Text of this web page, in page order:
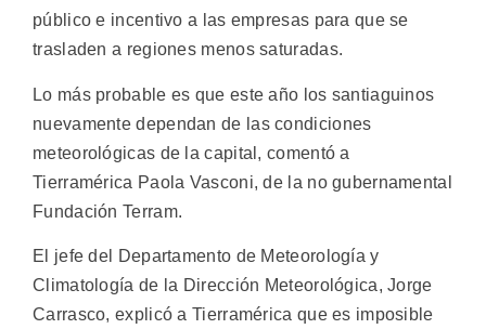
público e incentivo a las empresas para que se
trasladen a regiones menos saturadas.
Lo más probable es que este año los santiaguinos
nuevamente dependan de las condiciones
meteorológicas de la capital, comentó a
Tierramérica Paola Vasconi, de la no gubernamental
Fundación Terram.
El jefe del Departamento de Meteorología y
Climatología de la Dirección Meteorológica, Jorge
Carrasco, explicó a Tierramérica que es imposible